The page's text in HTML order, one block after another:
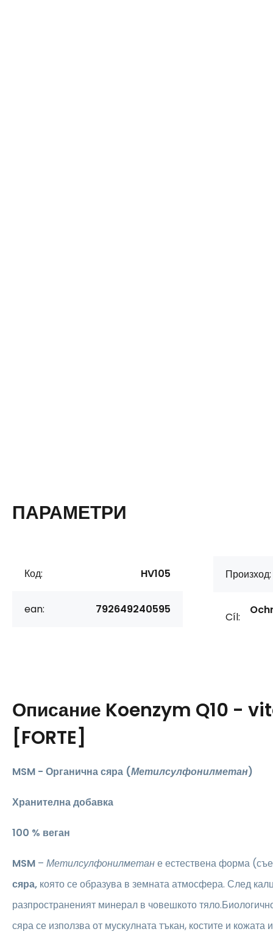
ПАРАМЕТРИ
Код: HV105
ean: 792649240595
Произход:
Cíl:
Описание Koenzym Q10 -
[FORTE]
MSM - Органична сяра (Метилсулфонилметан)
Хранителна добавка
100 % веган
MSM – Метилсулфонилметане естествена форма
сяра, коятосе образува в земната атмосфера. След
разпространеният минерал в човешкото
сяра се използва от мускулната тъкан, костите и кожата